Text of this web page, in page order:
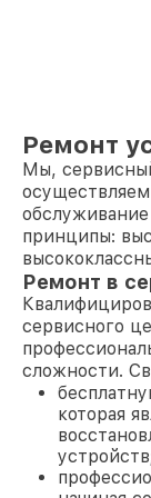
Ремонт
Мы,
принципы:
Ремонт в
сервисного
сложности.
которая